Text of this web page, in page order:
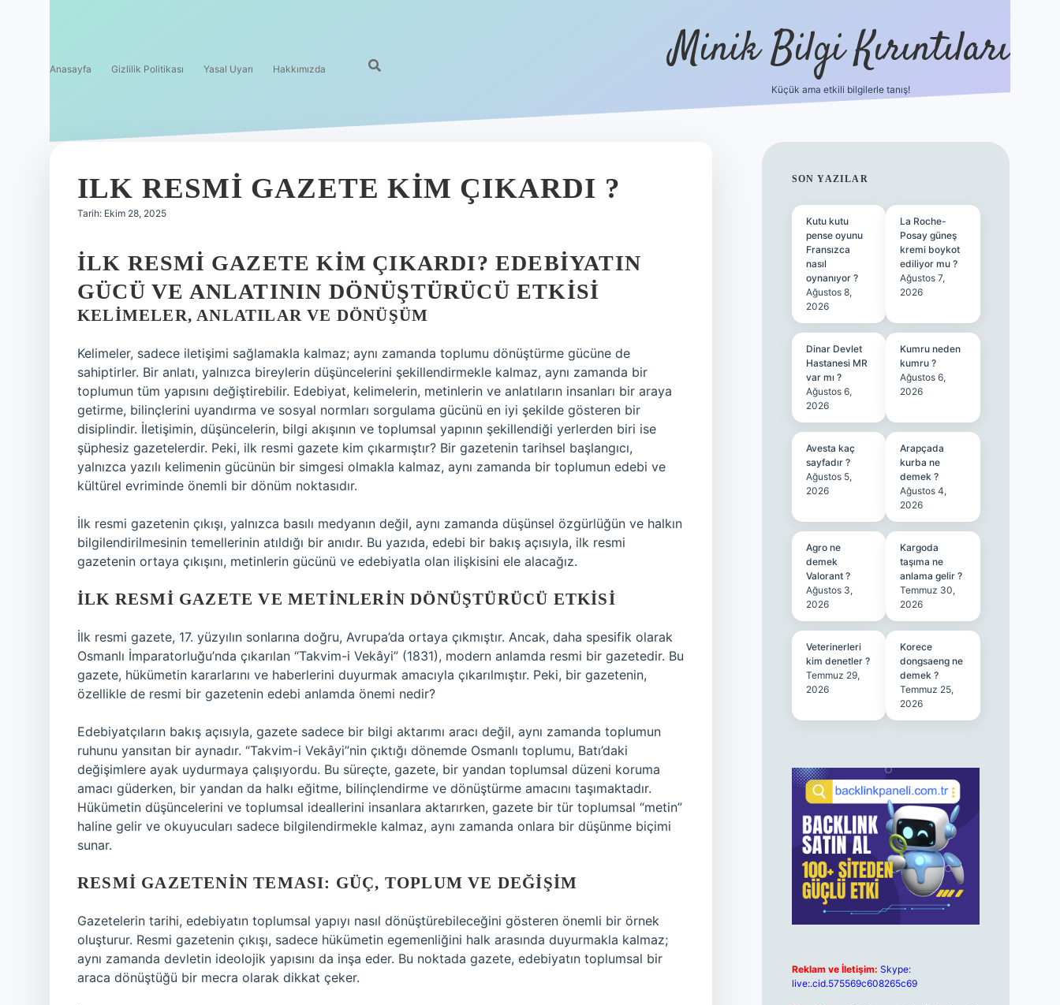
Anasayfa Gizlilik Politikası Yasal Uyarı Hakkımızda Minik Bilgi Kırıntıları
Küçük ama etkili bilgilerle tanış!
ILK RESMI GAZETE KIM ÇIKARDI ?
Tarih: Ekim 28, 2025
İLK RESMI GAZETE KIM ÇIKARDI? EDEBIYATIN
GÜCÜ VE ANLATININ DÖNÜŞTÜRÜCÜ ETKISI
KELIMELER, ANLATILAR VE DÖNÜŞÜM
Kelimeler, sadece iletişimi sağlamakla kalmaz; aynı zamanda toplumu dönüştürme gücüne de
sahiptirler. Bir anlatı, yalnızca bireylerin düşüncelerini şekillendirmekle kalmaz, aynı zamanda bir
toplumun tüm yapısını değiştirebilir. Edebiyat, kelimelerin, metinlerin ve anlatıların insanları bir araya
getirme, bilinçlerini uyandırma ve sosyal normları sorgulama gücünü en iyi şekilde gösteren bir
disiplindir. İletişimin, düşüncelerin, bilgi akışının ve toplumsal yapının şekillendiği yerlerden biri ise
şüphesiz gazetelerdir. Peki, ilk resmi gazete kim çıkarmıştır? Bir gazetenin tarihsel başlangıcı,
yalnızca yazılı kelimenin gücünün bir simgesi olmakla kalmaz, aynı zamanda bir toplumun edebi ve
kültürel evriminde önemli bir dönüm noktasıdır.
İlk resmi gazetenin çıkışı, yalnızca basılı medyanın değil, aynı zamanda düşünsel özgürlüğün ve halkın
bilgilendirilmesinin temellerinin atıldığı bir anıdır. Bu yazıda, edebi bir bakış açısıyla, ilk resmi
gazetenin ortaya çıkışını, metinlerin gücünü ve edebiyatla olan ilişkisini ele alacağız.
İLK RESMI GAZETE VE METINLERIN DÖNÜŞTÜRÜCÜ ETKISI
İlk resmi gazete, 17. yüzyılın sonlarına doğru, Avrupa’da ortaya çıkmıştır. Ancak, daha spesifik olarak
Osmanlı İmparatorluğu’nda çıkarılan “Takvim-i Vekâyi” (1831), modern anlamda resmi bir gazetedir. Bu
gazete, hükümetin kararlarını ve haberlerini duyurmak amacıyla çıkarılmıştır. Peki, bir gazetenin,
özellikle de resmi bir gazetenin edebi anlamda önemi nedir?
Edebiyatçıların bakış açısıyla, gazete sadece bir bilgi aktarımı aracı değil, aynı zamanda toplumun
ruhunu yansıtan bir aynadır. “Takvim-i Vekâyi”nin çıktığı dönemde Osmanlı toplumu, Batı’daki
değişimlere ayak uydurmaya çalışıyordu. Bu süreçte, gazete, bir yandan toplumsal düzeni koruma
amacı güderken, bir yandan da halkı eğitme, bilinçlendirme ve dönüştürme amacını taşımaktadır.
Hükümetin düşüncelerini ve toplumsal ideallerini insanlara aktarırken, gazete bir tür toplumsal “metin”
haline gelir ve okuyucuları sadece bilgilendirmekle kalmaz, aynı zamanda onlara bir düşünme biçimi
sunar.
RESMI GAZETENIN TEMASI: GÜÇ, TOPLUM VE DEĞIŞIM
Gazetelerin tarihi, edebiyatın toplumsal yapıyı nasıl dönüştürebileceğini gösteren önemli bir örnek
oluşturur. Resmi gazetenin çıkışı, sadece hükümetin egemenliğini halk arasında duyurmakla kalmaz;
aynı zamanda devletin ideolojik yapısını da inşa eder. Bu noktada gazete, edebiyatın toplumsal bir
araca dönüştüğü bir mecra olarak dikkat çeker.
SIDEBAR
SON YAZILAR
Kutu kutu
pense oyunu
Fransızca
nasıl
oynanıyor ?
Ağustos 8,
2026
La Roche-
Posay güneş
kremi boykot
ediliyor mu ?
Ağustos 7,
2026
Dinar Devlet
Hastanesi MR
var mı ?
Ağustos 6,
2026
Kumru neden
kumru ?
Ağustos 6,
2026
Avesta kaç
sayfadır ?
Ağustos 5,
2026
Arapçada
kurba ne
demek ?
Ağustos 4,
2026
Agro ne
demek
Valorant ?
Ağustos 3,
2026
Kargoda
taşıma ne
anlama gelir ?
Temmuz 30,
2026
Veterinerleri
kim denetler ?
Temmuz 29,
2026
Korece
dongsaeng ne
demek ?
Temmuz 25,
2026
Reklam ve İletişim: Skype:
live:.cid.575569c608265c69
ilbet